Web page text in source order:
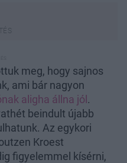
meg, hogy sajnos
ami bár nagyon
aligha állna jól .
beindult újabb
Az egykori
Kroest
figyelemmel kísérni,